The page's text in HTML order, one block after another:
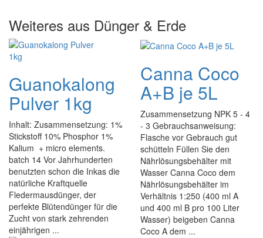
Weiteres aus Dünger & Erde
Guanokalong
Pulver 1kg
Inhalt: Zusammensetzung: 1%
Stickstoff 10% Phosphor 1%
Kalium + micro elements.
batch 14 Vor Jahrhunderten
benutzten schon die Inkas die
natürliche Kraftquelle
Fledermausdünger, der
perfekte Blütendünger für die
Zucht von stark zehrenden
einjährigen ...
Canna Coco
A+B je 5L
Zusammensetzung NPK 5 - 4
- 3 Gebrauchsanweisung:
Flasche vor Gebrauch gut
schütteln Füllen Sie den
Nährlösungsbehälter mit
Wasser Canna Coco dem
Nährlösungsbehälter im
Verhältnis 1:250 (400 ml A
und 400 ml B pro 100 Liter
Wasser) beigeben Canna
Coco A dem ...